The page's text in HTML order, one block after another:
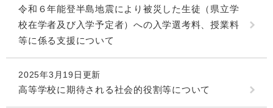
令和６年能登半島地震により被災した生徒（県立学
校在学者及び入学予定者）への入学選考料、授業料
等に係る支援について
2025年3月19日更新
高等学校に期待される社会的役割等について